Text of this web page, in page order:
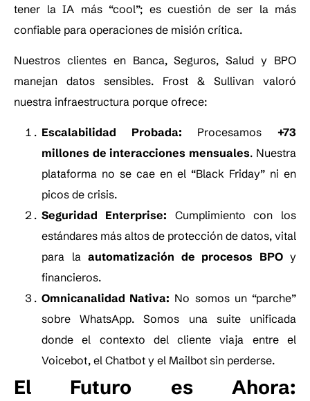
tener la IA más “cool”; es cuestión de ser la más
confiable para operaciones de misión crítica.
Nuestros clientes en Banca, Seguros, Salud y BPO
manejan datos sensibles. Frost & Sullivan valoró
nuestra infraestructura porque ofrece:
Escalabilidad Probada: Procesamos+73
millones de interacciones mensuales. Nuestra
plataforma no se cae en el “Black Friday” ni en
picos de crisis.
Seguridad Enterprise: Cumplimiento con los
estándares más altos de protección de datos, vital
para la automatización de procesos BPOy
financieros.
Omnicanalidad Nativa: No somos un “parche”
sobre WhatsApp. Somos una suite unificada
donde el contexto del cliente viaja entre el
Voicebot, el Chatbot y el Mailbot sin perderse.
El Futuro es Ahora: